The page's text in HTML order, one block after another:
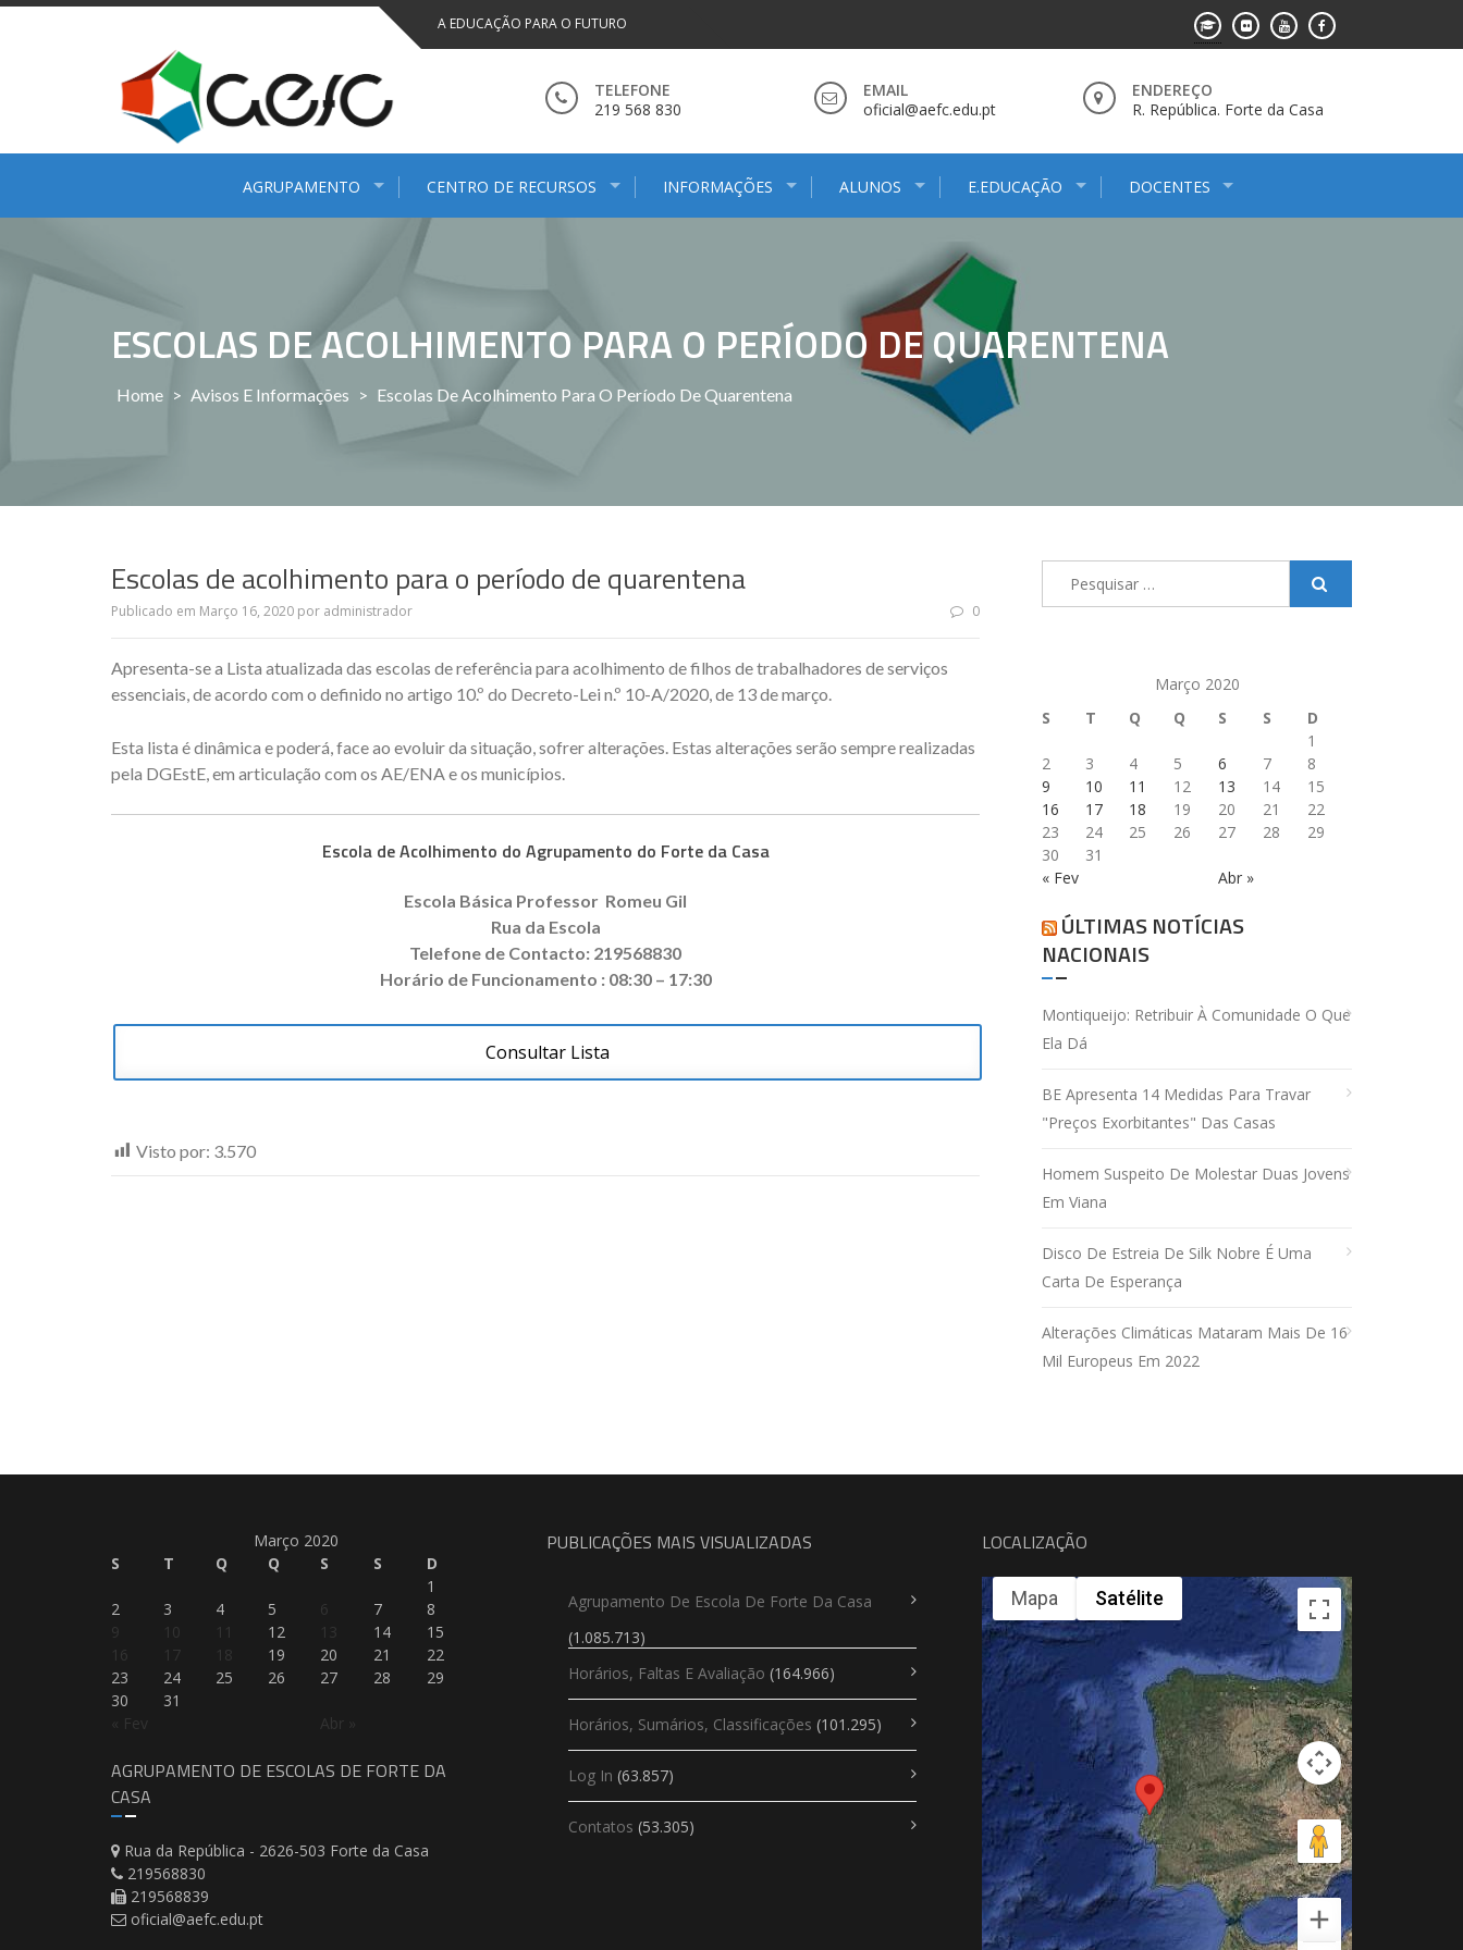
Saltar
A EDUCAÇÃO PARA O FUTURO
TELEFONE
219 568 830
EMAIL
oficial@aefc.edu.pt
ENDEREÇO
R. República. Forte da Casa
AGRUPAMENTO CENTRO DE RECURSOS INFORMAÇÕES ALUNOS E.EDUCAÇÃO DOCENTES
ESCOLAS DE ACOLHIMENTO PARA O PERÍODO DE QUARENTENA
Home > Avisos E Informações > Escolas De Acolhimento Para O Período De Quarentena
Escolas de acolhimento para o período de quarentena
Publicado em Março 16, 2020 por administrador 0
Apresenta-se a Lista atualizada das escolas de referência para acolhimento de filhos de trabalhadores de serviços
essenciais, de acordo com o definido no artigo 10.º do Decreto-Lei n.º 10-A/2020, de 13 de março.
Esta lista é dinâmica e poderá, face ao evoluir da situação, sofrer alterações. Estas alterações serão sempre realizadas
pela DGEstE, em articulação com os AE/ENA e os municípios.
Escola de Acolhimento do Agrupamento do Forte da Casa
Escola Básica Professor Romeu Gil
Rua da Escola
Telefone de Contacto: 219568830
Horário de Funcionamento : 08:30 – 17:30
Consultar Lista
Visto por: 3.570
Março 2020
S
T Q Q S S D
« Fev Abr »
1
2
3 4 5 6 7
8
9
10 11 12 13 14
15
16
17 18 19 20 21
22
23
24 25 26 27 28
29
30
31
ÚLTIMAS NOTÍCIAS
NACIONAIS
Montiqueijo: Retribuir À Comunidade O Que
Ela Dá
BE Apresenta 14 Medidas Para Travar
"preços Exorbitantes" Das Casas
Homem Suspeito De Molestar Duas Jovens
Em Viana
Disco De Estreia De Silk Nobre É Uma
Carta De Esperança
Alterações Climáticas Mataram Mais De 16
Mil Europeus Em 2022
Março 2020
S
T Q Q S S D
« Fev Abr »
1
2
3 4 5 6 7
8
9
10 11 12 13 14
15
16
17 18 19 20 21
22
23
24 25 26 27 28
29
30
31
AGRUPAMENTO DE ESCOLAS DE FORTE DA
CASA
Rua da República - 2626-503 Forte da Casa
219568830
219568839
oficial@aefc.edu.pt
PUBLICAÇÕES MAIS VISUALIZADAS
Agrupamento De Escola De Forte Da Casa
(1.085.713)
Horários, Faltas E Avaliação (164.966)
Horários, Sumários, Classificações (101.295)
Log In (63.857)
Contatos (53.305)
LOCALIZAÇÃO
Mapa Satélite